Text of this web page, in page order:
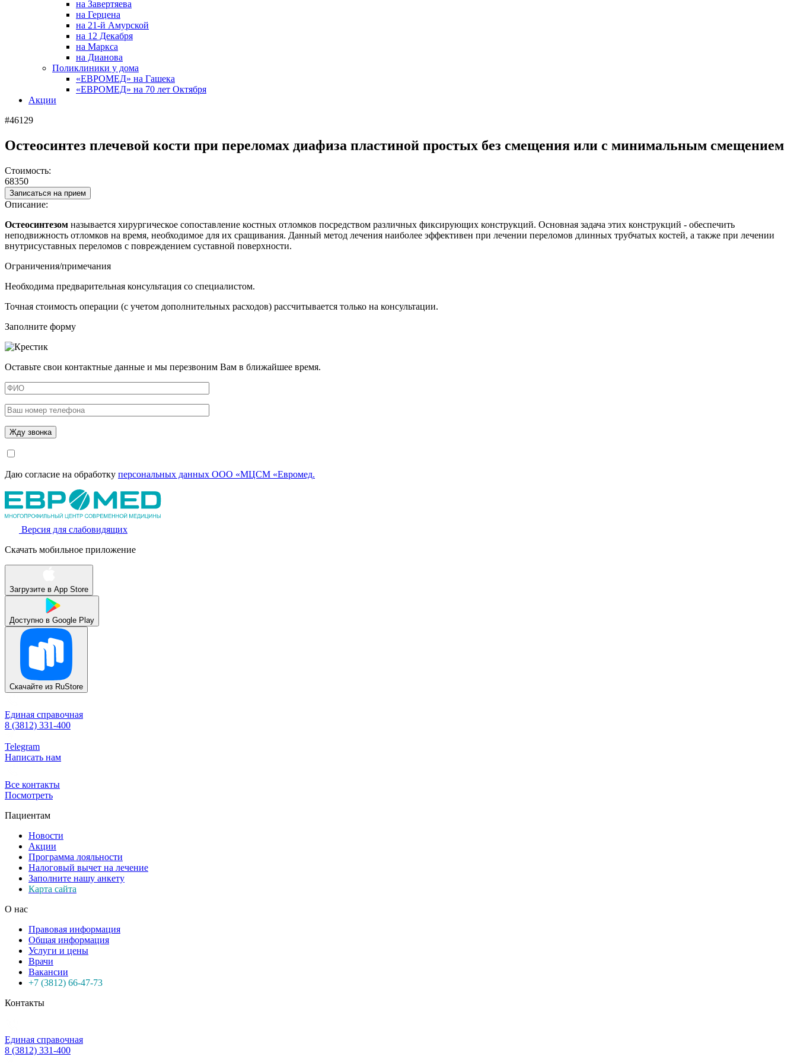
на Завертяева
на Герцена
на 21-й Амурской
на 12 Декабря
на Маркса
на Дианова
Поликлиники у дома
«ЕВРОМЕД» на Гашека
«ЕВРОМЕД» на 70 лет Октября
Акции
#46129
Остеосинтез плечевой кости при переломах диафиза пластиной простых без смещения или с минимальным смещением
Стоимость:
68350
Записаться на прием
Описание:
Остеосинтезом называется хирургическое сопоставление костных отломков посредством различных фиксирующих конструкций. Основная задача этих конструкций - обеспечить
неподвижность отломков на время, необходимое для их сращивания. Данный метод лечения наиболее эффективен при лечении переломов длинных трубчатых костей, а также при лечении
внутрисуставных переломов с повреждением суставной поверхности.
Ограничения/примечания
Необходима предварительная консультация со специалистом.
Точная стоимость операции (с учетом дополнительных расходов) рассчитывается только на консультации.
Заполните форму
Оставьте свои контактные данные и мы перезвоним Вам в ближайшее время.
Даю согласие на обработку персональных данных ООО «МЦСМ «Евромед.
Версия для слабовидящих
Скачать мобильное приложение
Загрузите в App Store
Доступно в Google Play
Скачайте из RuStore
Единая справочная
8 (3812) 331-400
Telegram
Написать нам
Все контакты
Посмотреть
Пациентам
Новости
Акции
Программа лояльности
Налоговый вычет на лечение
Заполните нашу анкету
Карта сайта
О нас
Правовая информация
Общая информация
Услуги и цены
Врачи
Вакансии
+7 (3812) 66-47-73
Контакты
Единая справочная
8 (3812) 331-400